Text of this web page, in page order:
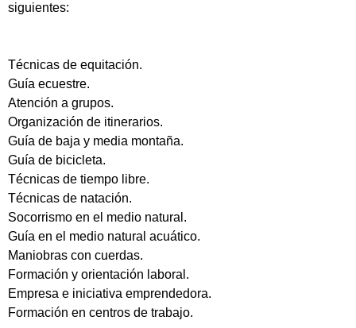
siguientes:
Técnicas de equitación.
Guía ecuestre.
Atención a grupos.
Organización de itinerarios.
Guía de baja y media montaña.
Guía de bicicleta.
Técnicas de tiempo libre.
Técnicas de natación.
Socorrismo en el medio natural.
Guía en el medio natural acuático.
Maniobras con cuerdas.
Formación y orientación laboral.
Empresa e iniciativa emprendedora.
Formación en centros de trabajo.